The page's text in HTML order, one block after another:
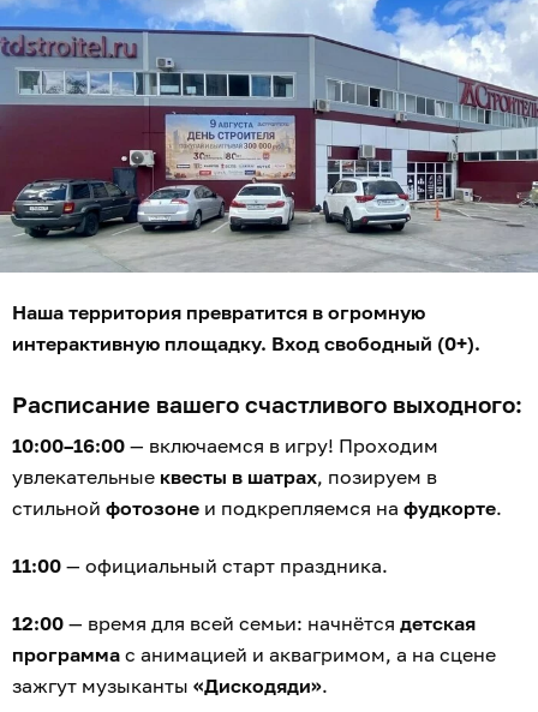
Наша территория превратится в огромную
интерактивную площадку. Вход свободный (0+).
Расписание вашего счастливого выходного:
10:00–16:00 — включаемся в игру! Проходим
увлекательные квесты в шатрах, позируем в
стильной фотозоне и подкрепляемся на фудкорте.
11:00 — официальный старт праздника.
12:00 — время для всей семьи: начнётся детская
программа с анимацией и аквагримом, а на сцене
зажгут музыканты «Дискодяди».